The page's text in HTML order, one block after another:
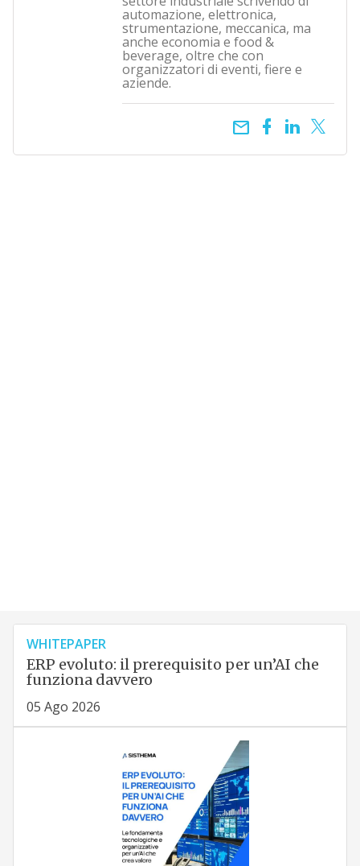
automazione, elettronica,
strumentazione, meccanica, ma
anche economia e food &
beverage, oltre che con
organizzatori di eventi, fiere e
aziende.
email
WHITEPAPER
ERP evoluto: il prerequisito per un’AI che
funziona davvero
05 Ago 2026